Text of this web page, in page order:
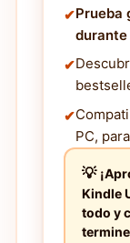
Prueba
PC,
Kindle
todo y